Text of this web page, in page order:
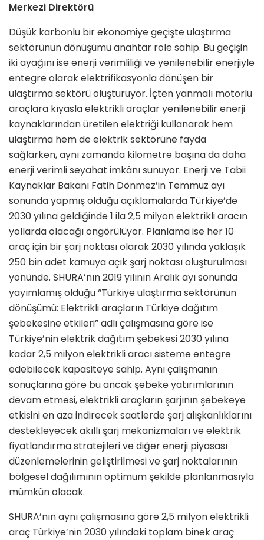
Merkezi Direktörü
Düşük karbonlu bir ekonomiye geçişte ulaştırma
sektörünün dönüşümü anahtar role sahip. Bu geçişin
iki ayağını ise enerji verimliliği ve yenilenebilir enerjiyle
entegre olarak elektrifikasyonla dönüşen bir
ulaştırma sektörü oluşturuyor. İçten yanmalı motorlu
araçlara kıyasla elektrikli araçlar yenilenebilir enerji
kaynaklarından üretilen elektriği kullanarak hem
ulaştırma hem de elektrik sektörüne fayda
sağlarken, aynı zamanda kilometre başına da daha
enerji verimli seyahat imkânı sunuyor. Enerji ve Tabii
Kaynaklar Bakanı Fatih Dönmez’in Temmuz ayı
sonunda yapmış olduğu açıklamalarda Türkiye’de
2030 yılına geldiğinde 1 ila 2,5 milyon elektrikli aracın
yollarda olacağı öngörülüyor. Planlama ise her 10
araç için bir şarj noktası olarak 2030 yılında yaklaşık
250 bin adet kamuya açık şarj noktası oluşturulması
yönünde. SHURA’nın 2019 yılının Aralık ayı sonunda
yayımlamış olduğu “Türkiye ulaştırma sektörünün
dönüşümü: Elektrikli araçların Türkiye dağıtım
şebekesine etkileri” adlı çalışmasına göre ise
Türkiye’nin elektrik dağıtım şebekesi 2030 yılına
kadar 2,5 milyon elektrikli aracı sisteme entegre
edebilecek kapasiteye sahip. Aynı çalışmanın
sonuçlarına göre bu ancak şebeke yatırımlarının
devam etmesi, elektrikli araçların şarjının şebekeye
etkisini en aza indirecek saatlerde şarj alışkanlıklarını
destekleyecek akıllı şarj mekanizmaları ve elektrik
fiyatlandırma stratejileri ve diğer enerji piyasası
düzenlemelerinin geliştirilmesi ve şarj noktalarının
bölgesel dağılımının optimum şekilde planlanmasıyla
mümkün olacak.
SHURA’nın aynı çalışmasına göre 2,5 milyon elektrikli
araç Türkiye’nin 2030 yılındaki toplam binek araç